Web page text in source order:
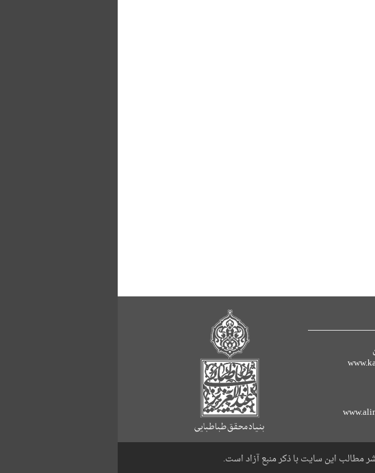
مطالب این سایت با ذکر منبع آزاد است.